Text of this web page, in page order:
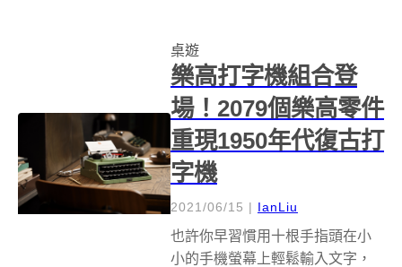
桌遊
樂高打字機組合登
場！2079個樂高零件
重現1950年代復古打
字機
2021/06/15 | IanLiu
也許你早習慣用十根手指頭在小
小的手機螢幕上輕鬆輸入文字，